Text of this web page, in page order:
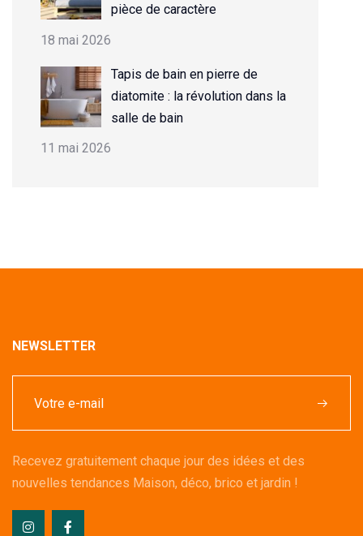
pièce de caractère
18 mai 2026
Tapis de bain en pierre de
diatomite : la révolution dans la
salle de bain
11 mai 2026
NEWSLETTER
Recevez gratuitement chaque jour des idées et des
nouvelles tendances Maison, déco, brico et jardin !